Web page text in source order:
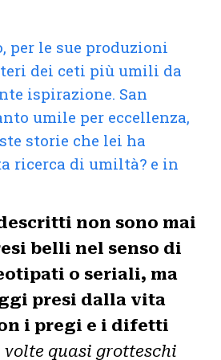
per le sue produzioni
dei ceti più umili da
ispirazione. San
umile per eccellenza,
storie che lei ha
ricerca di umiltà? e in
non sono mai
belli nel senso di
o seriali, ma
presi dalla vita
i pregi e i difetti
volte quasi grotteschi